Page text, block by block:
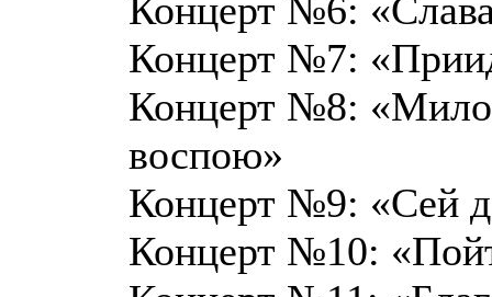
Концерт №6:
Концерт №7:
Концерт №8:
воспою»
Концерт №9: «Сей
Концерт №10: